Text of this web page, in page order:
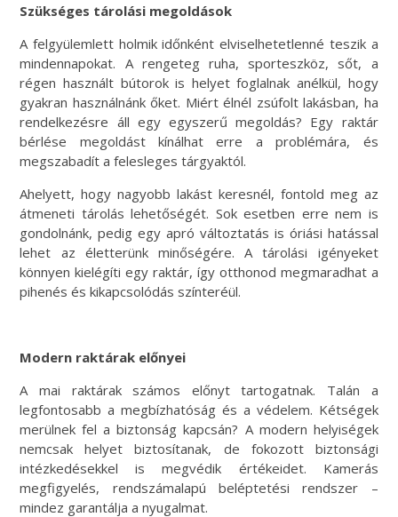
Szükséges tárolási megoldások
A felgyülemlett holmik időnként elviselhetetlenné teszik a
mindennapokat. A rengeteg ruha, sporteszköz, sőt, a
régen használt bútorok is helyet foglalnak anélkül, hogy
gyakran használnánk őket. Miért élnél zsúfolt lakásban, ha
rendelkezésre áll egy egyszerű megoldás? Egy raktár
bérlése megoldást kínálhat erre a problémára, és
megszabadít a felesleges tárgyaktól.
Ahelyett, hogy nagyobb lakást keresnél, fontold meg az
átmeneti tárolás lehetőségét. Sok esetben erre nem is
gondolnánk, pedig egy apró változtatás is óriási hatással
lehet az életterünk minőségére. A tárolási igényeket
könnyen kielégíti egy raktár, így otthonod megmaradhat a
pihenés és kikapcsolódás színteréül.
Modern raktárak előnyei
A mai raktárak számos előnyt tartogatnak. Talán a
legfontosabb a megbízhatóság és a védelem. Kétségek
merülnek fel a biztonság kapcsán? A modern helyiségek
nemcsak helyet biztosítanak, de fokozott biztonsági
intézkedésekkel is megvédik értékeidet. Kamerás
megfigyelés, rendszámalapú beléptetési rendszer –
mindez garantálja a nyugalmat.